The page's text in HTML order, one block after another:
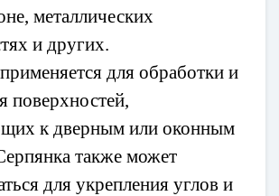
металлических
и других.
для обработки и
поверхностей,
к дверным или оконным
также может
для укрепления углов и